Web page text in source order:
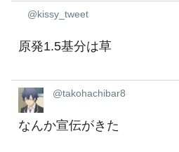
@kissy_tweet
原発1.5基分は草
@takohachibar8
なんか宣伝がきた